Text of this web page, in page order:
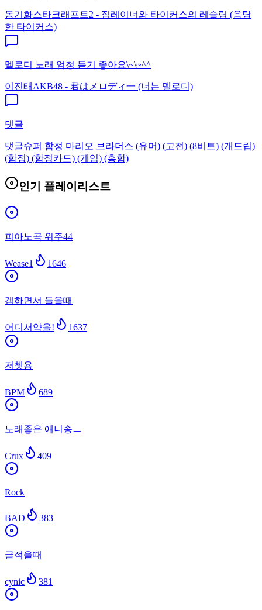
동기화스타크래프트2 - 짐레이너와 타이커스의 레슬링 (음탕
한 타이커스)
멜로디 노래 엄청 듣기 좋아요\~\~^^
이진태 AKB48 - 君はメロディ一 (너는 멜로디)
댓글
댓글슈퍼 함정 마리오 브라더스 (유머) (고전) (8비트) (개드립)
(함정) (함정카드) (게임) (흥함)
인기 플레이리스트
피아노곡 위주44
Wease1 1646
겜하면서 들을때
어디서약을! 1637
저쳇용
BPM 689
노래좋은 애니송ㅡ
Crux 409
Rock
BAD 383
글적을때
cynic 381